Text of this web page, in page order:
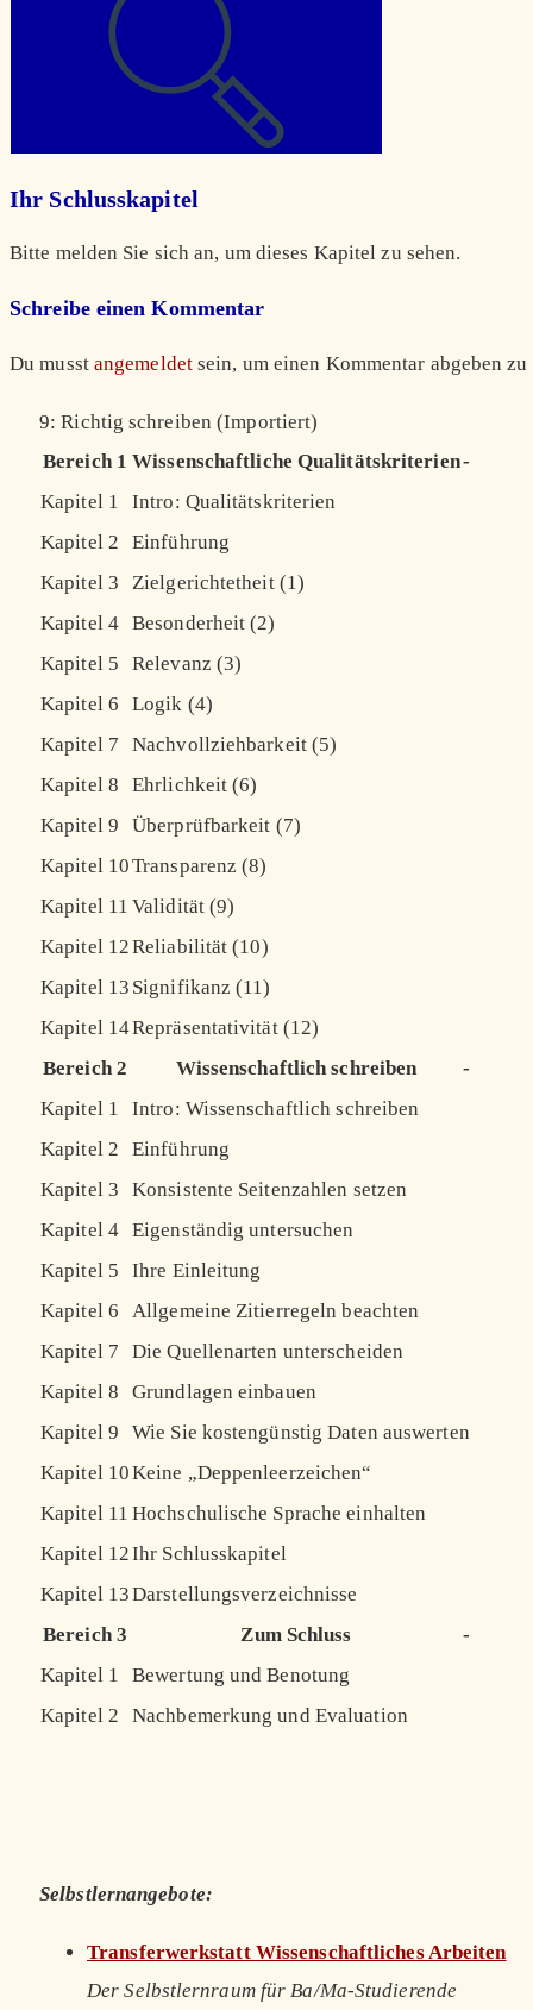
durchsuchen
Ihr Schlusskapitel
Bitte melden Sie sich an, um dieses Kapitel zu sehen.
Schreibe einen Kommentar
Du musst angemeldetsein, um einen Kommentar abgeben zu
9: Richtig schreiben (Importiert)
Bereich 1 Wissenschaftliche Qualitätskriterien-
Kapitel 1
Intro: Qualitätskriterien
Kapitel 2
Einführung
Kapitel 3
Zielgerichtetheit (1)
Kapitel 4 Besonderheit (2)
Kapitel 5
Relevanz (3)
Kapitel 6
Logik (4)
Kapitel 7
Nachvollziehbarkeit (5)
Kapitel 8
Ehrlichkeit (6)
Kapitel 9
Überprüfbarkeit (7)
Kapitel 10Transparenz (8)
Kapitel 11 Validität (9)
Kapitel 12Reliabilität (10)
Kapitel 13 Signifikanz (11)
Kapitel 14Repräsentativität (12)
Bereich 2
Wissenschaftlich schreiben
-
Kapitel 1
Intro: Wissenschaftlich schreiben
Kapitel 2
Einführung
Kapitel 3
Konsistente Seitenzahlen setzen
Kapitel 4 Eigenständig untersuchen
Kapitel 5
Ihre Einleitung
Kapitel 6
Allgemeine Zitierregeln beachten
Kapitel 7
Die Quellenarten unterscheiden
Kapitel 8
Grundlagen einbauen
Kapitel 9
Wie Sie kostengünstig Daten auswerten
Kapitel 10Keine „Deppenleerzeichen“
Kapitel 11 Hochschulische Sprache einhalten
Kapitel 12Ihr Schlusskapitel
Kapitel 13Darstellungsverzeichnisse
Bereich 3
Zum Schluss
-
Kapitel 1
Bewertung und Benotung
Kapitel 2
Nachbemerkung und Evaluation
Selbstlernangebote:
Transferwerkstatt Wissenschaftliches Arbeiten
Der Selbstlernraum für Ba/Ma-Studierende